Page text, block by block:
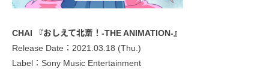
CHAI 『おしえて北斎！-THE ANIMATION-』
Release Date：2021.03.18 (Thu.)
Label：Sony Music Entertainment